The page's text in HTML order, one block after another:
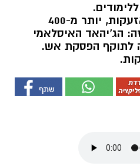
אחרי שתי יממות של אזעקות, יותר מ-400
בעזה: הג'יהאד האיסלאמי
05:30 נכנסה לתוקף הפסקת אש.